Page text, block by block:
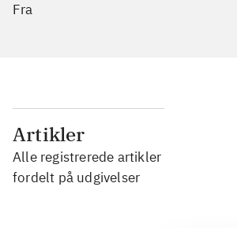
Fra
Artikler
Alle registrerede artikler
fordelt på udgivelser